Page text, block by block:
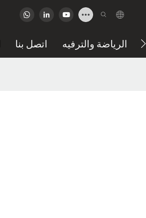
اتصل بنا الرياضة والترفيه